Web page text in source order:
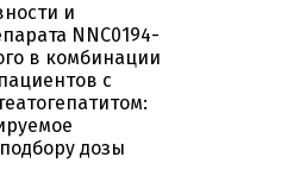
и
NNC0194-
в комбинации
с
дозы